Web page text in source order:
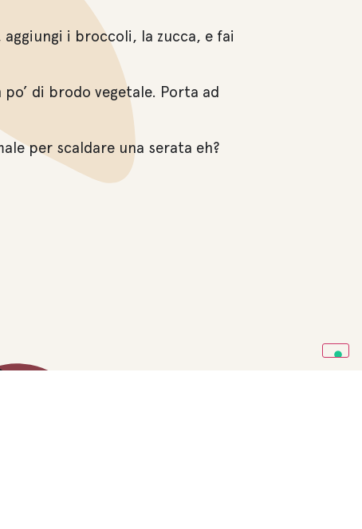
i broccoli, la zucca, e fai
di brodo vegetale. Porta ad
per scaldare una serata eh?